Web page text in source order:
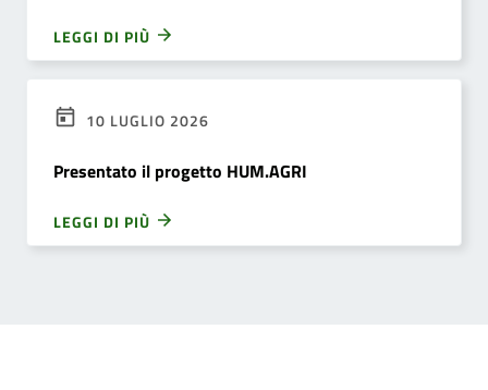
LEGGI DI PIÙ
10 LUGLIO 2026
Presentato il progetto HUM.AGRI
LEGGI DI PIÙ